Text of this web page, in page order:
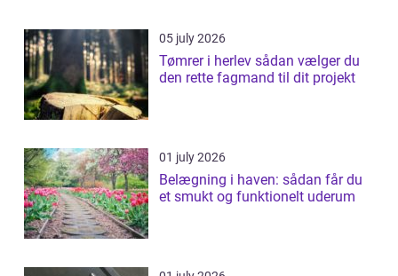
05 july 2026
Tømrer i herlev sådan vælger du
den rette fagmand til dit projekt
01 july 2026
Belægning i haven: sådan får du
et smukt og funktionelt uderum